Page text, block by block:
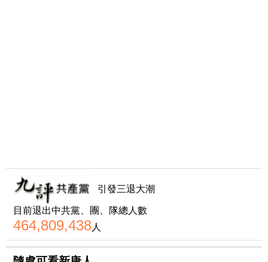
引發三退大潮
目前退出中共黨、團、隊總人數
464,809,438人